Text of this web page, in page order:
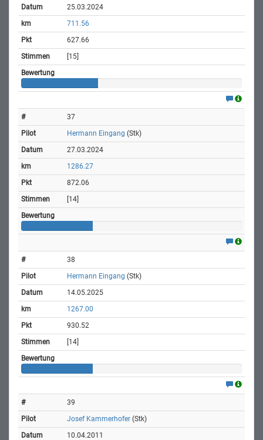
25.03.2024
711.56
627.66
[15]
37
Hermann Eingang (Stk)
27.03.2024
1286.27
872.06
[14]
38
Hermann Eingang (Stk)
14.05.2025
1267.00
930.52
[14]
39
Josef Kammerhofer (Stk)
10.04.2011